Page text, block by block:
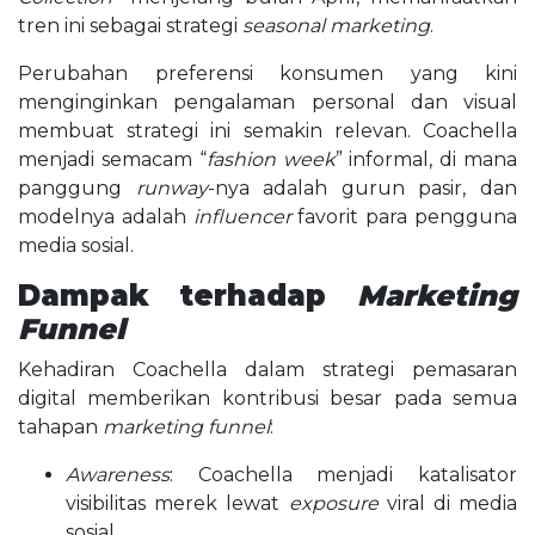
tren ini sebagai strategi seasonal marketing.
Perubahan preferensi konsumen yang kini
menginginkan pengalaman personal dan visual
membuat strategi ini semakin relevan. Coachella
menjadi semacam “fashion week” informal, di mana
panggung runway-nya adalah gurun pasir, dan
modelnya adalah influencerfavorit para pengguna
media sosial.
Dampak terhadap Marketing
Funnel
Kehadiran Coachella dalam strategi pemasaran
digital memberikan kontribusi besar pada semua
tahapan marketing funnel:
Awareness: Coachella menjadi katalisator
visibilitas merek lewat exposureviral di media